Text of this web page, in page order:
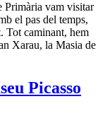
Primària vam visitar
el pas del temps,
Tot caminant, hem
Xarau, la Masia de
Picasso